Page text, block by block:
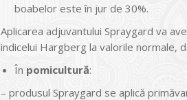
boabelor este în jur de 30%.
Aplicarea adjuvantului Spraygard va
indicelui Hargberg la valorile normale,
În pomicultură:
– produsul Spraygard se aplică